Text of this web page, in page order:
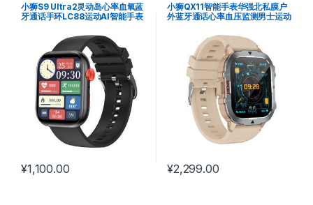
小狮S9 Ultra2灵动岛心率血氧蓝
牙通话手环LC88运动AI智能手表
¥1,100.00
小狮QX11智能手表华强北私膜户
外蓝牙通话心率血压监测男士运动
¥2,299.00